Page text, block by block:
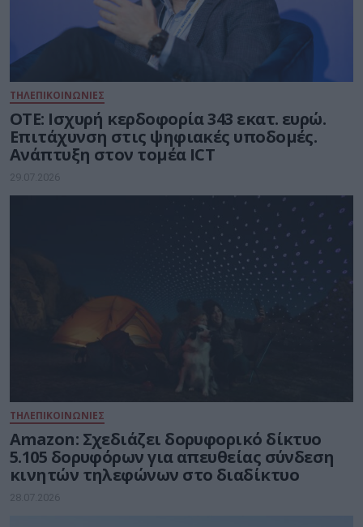
ΤΗΛΕΠΙΚΟΙΝΩΝΙΕΣ
ΟΤΕ: Ισχυρή κερδοφορία 343 εκατ. ευρώ.
Επιτάχυνση στις ψηφιακές υποδομές.
Ανάπτυξη στον τομέα ICT
29.07.2026
ΤΗΛΕΠΙΚΟΙΝΩΝΙΕΣ
Amazon: Σχεδιάζει δορυφορικό δίκτυο
5.105 δορυφόρων για απευθείας σύνδεση
κινητών τηλεφώνων στο διαδίκτυο
28.07.2026